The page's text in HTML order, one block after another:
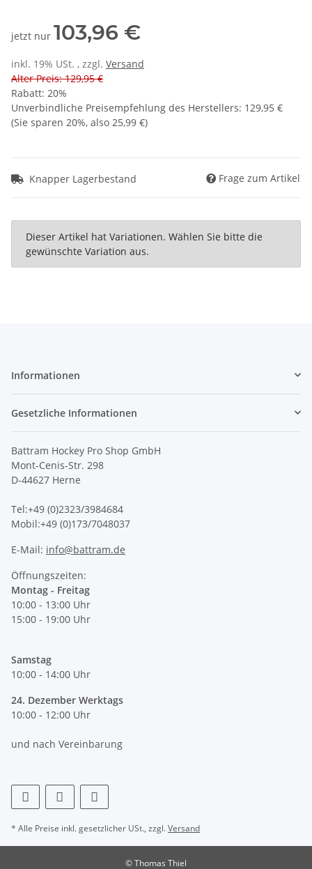
jetzt nur 103,96 €
inkl. 19% USt. , zzgl. Versand
Alter Preis: 129,95 €
Rabatt: 20%
Unverbindliche Preisempfehlung des Herstellers: 129,95 €
(Sie sparen 20%, also 25,99 €)
Knapper Lagerbestand Frage zum Artikel
x
Dieser Artikel hat Variationen. Wählen Sie bitte die
gewünschte Variation aus.
Informationen
Gesetzliche Informationen
Battram Hockey Pro Shop GmbH
Mont-Cenis-Str. 298
D-44627 Herne
Tel:+49 (0)2323/3984684
Mobil:+49 (0)173/7048037
E-Mail: info@battram.de
Öffnungszeiten:
Montag - Freitag
10:00 - 13:00 Uhr
15:00 - 19:00 Uhr
Samstag
10:00 - 14:00 Uhr
24. Dezember Werktags
10:00 - 12:00 Uhr
und nach Vereinbarung
* Alle Preise inkl. gesetzlicher USt., zzgl.Versand
© Thomas Thiel